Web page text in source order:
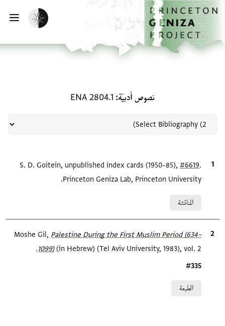
إلى المحتوى الرئيسي
الرئيسية
تفعيل الوضع المظلم
نصوص أدبيّة ENA 2804.1
الاقتباس المرجعيS. D. Goitein, unpublished index cards (1950–85),#6619
Princeton Geniza Lab, Princeton University.
المناقشة
الاقتباس المرجعي Moshe Gil,Palestine During the First Muslim Period (634–
1099)‎(in Hebrew) (Tel Aviv University, 1983), vol. 2.
Location in source
#335
الطبعة